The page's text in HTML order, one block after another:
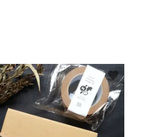
favorite